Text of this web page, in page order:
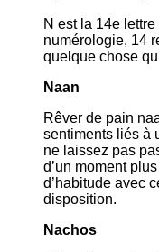
N est la 14e
numérologie, 14
quelque chose
Naan
Rêver de pain
sentiments liés à
ne laissez pas
d’un moment
d’habitude avec
disposition.
Nachos